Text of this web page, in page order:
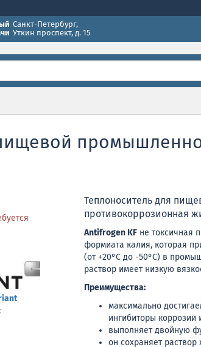
Санкт-Петербург,
Уткин проспект, д. 15
Теплоноситель для
противокоррозионная
Antifrogen KF не токсичная
формиата калия, которая
(от +20°C до -50°C) в
раствор имеет низкую
Преимущества:
максимально
ингибиторы коррозии
выполняет двойную
он сохраняет